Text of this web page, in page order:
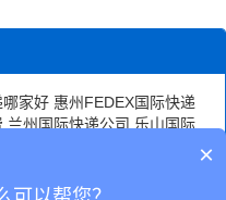
家好 惠州FEDEX国际快递
兰州国际快递公司 乐山国际
国际快递电话
×